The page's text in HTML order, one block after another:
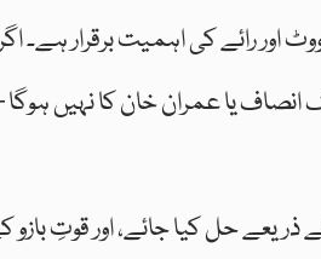
اور رائے کی اہمیت برقرار ہے۔
انصاف یا عمران خان کا نہیں
حل کیا جائے، اور قوتِ بازو